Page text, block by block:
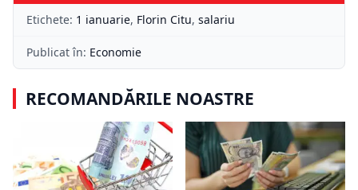
Etichete: 1 ianuarie, Florin Citu, salariu
Publicat în: Economie
RECOMANDĂRILE NOASTRE